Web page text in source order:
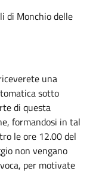
di Monchio delle
una
sotto
di questa
formandosi in tal
le ore 12.00 del
non vengano
per motivate